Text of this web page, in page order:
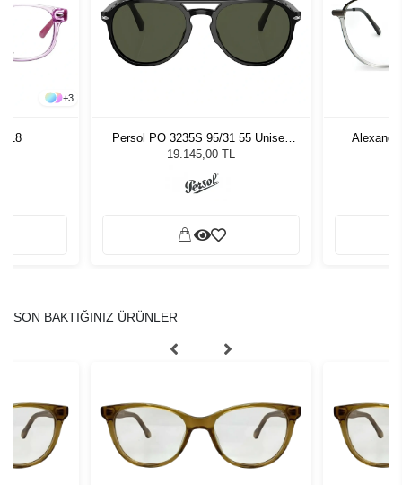
+3
Persol PO 3235S 95/31 55 Unisex
Güneş Gözlüğü
19.145,00 TL
SON BAKTIĞINIZ ÜRÜNLER